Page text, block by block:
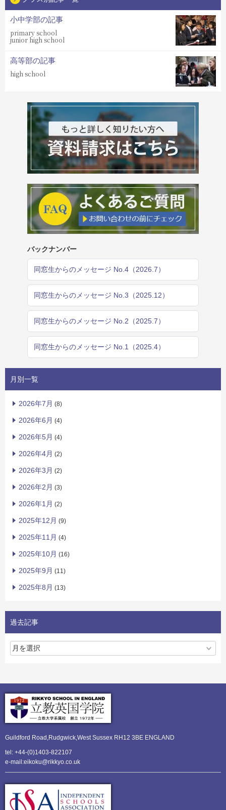
小中学部の記事
primary school
junior high school
高等部の記事
high school
バックナンバー
同窓生からのメッセージ No.4（2026.7）
同窓生からのメッセージ No.3（2025.12）
同窓生からのメッセージ No.2（2025.7）
同窓生からのメッセージ No.1（2025.4）
月別一覧
2026年7月 (8)
2026年6月 (4)
2026年5月 (4)
2026年4月 (2)
2026年3月 (2)
2026年2月 (3)
2026年1月 (2)
2025年12月 (9)
2025年11月 (4)
2025年10月 (16)
2025年9月 (11)
2025年8月 (13)
過去記事
Guildford Road,Rudgwick,West Sussex RH12 3BE ENGLAND
tel: +44-(0)1403-822107
e-mail:eikoku@rikkyo.co.uk